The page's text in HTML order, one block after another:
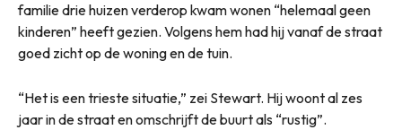
familie drie huizen verderop kwam wonen “helemaal geen
kinderen” heeft gezien. Volgens hem had hij vanaf de straat
goed zicht op de woning en de tuin.
“Het is een trieste situatie,” zei Stewart. Hij woont al zes
jaar in de straat en omschrijft de buurt als “rustig”.